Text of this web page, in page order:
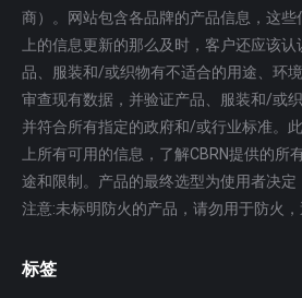
商）。网站包含各品牌的产品信息，这
上的信息更新的那么及时，客户还应该
品、服装和/或织物有不适合的用途、环
审查现有数据，并验证产品、服装和/或
并符合所有指定的政府和/或行业标准。
上所有可用的信息，了解CBRN提供的所
途和限制。产品的最终选型为使用者决定
注意:未标明防火的产品，请勿用于防火，
标签